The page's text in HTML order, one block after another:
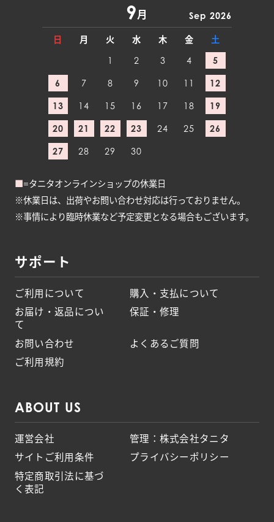
9月 Sep 2026
日 月 火 水 木 金
土
1
2 3 4 5
6 7 8 9 10 11 12
13 14 15 16 17 18 19
20 21 22 23 24 25 26
27 28 29 30
■=タニタオンラインショップの休業日
※休業日は、出荷やお問い合わせ対応は行っておりません。
※事情により臨時休業など予定変更となる場合もございます。
サポート
ご利用について
購入・支払について
お届け・返品につい
て
保証・修理
お問い合わせ
よくあるご質問
ご利用規約
ABOUT US
運営会社
管理：株式会社タニタ
サイトご利用条件
プライバシーポリシー
特定商取引法に基づ
く表記